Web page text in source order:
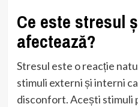
Ce este stresul
afectează?
Stresul este o reacție
stimuli externi și interni
disconfort. Acești stimuli